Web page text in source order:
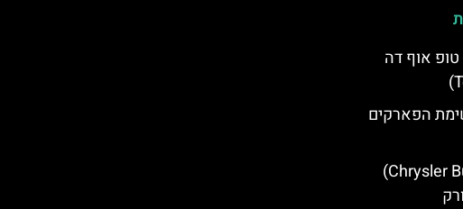
אוף דה
הפארקים
בניין קרייזלר (Chrysler Building)